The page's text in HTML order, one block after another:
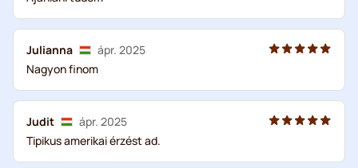
Julianna
ápr. 2025
Nagyon finom
Judit
ápr. 2025
Tipikus amerikai érzést ad.